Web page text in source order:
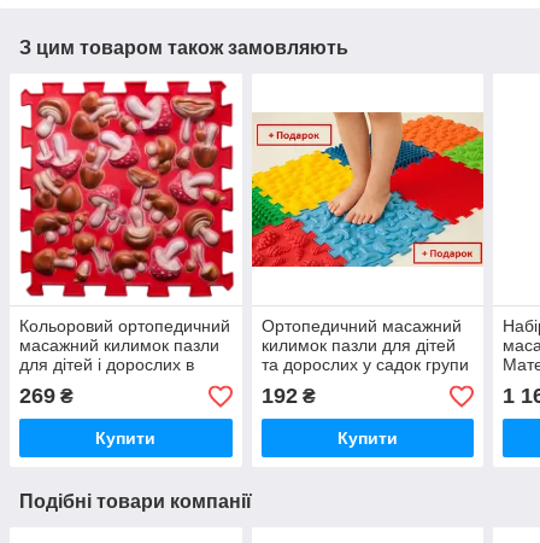
З цим товаром також замовляють
Кольоровий ортопедичний
масажний килимок пазли
для дітей і дорослих в
садочок групи раннього
розвитку додому Ортек
Ortek
269 ₴
Купити
Ортопедичний масажний
килимок пазли для дітей
та дорослих у садок групи
раннього розвитку додому
Ортек Ortek
192₴
Купити
1
Подібні товари компанії